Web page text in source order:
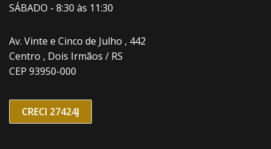
SÁBADO - 8:30 às 11:30
Av. Vinte e Cinco de Julho , 442
Centro , Dois Irmãos / RS
CEP 93950-000
CRECI 27424J